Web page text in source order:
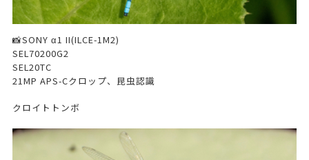
📸SONY α1 II(ILCE-1M2)
SEL70200G2
SEL20TC
21MP APS-Cクロップ、昆虫認識
クロイトトンボ